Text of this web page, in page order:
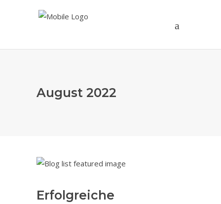
August 2022
Erfolgreiche